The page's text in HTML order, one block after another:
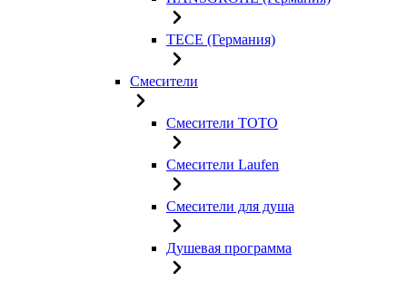
TECE (Германия)
Смесители
Смесители TOTO
Смесители Laufen
Смесители для душа
Душевая программа